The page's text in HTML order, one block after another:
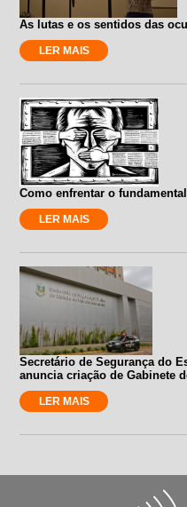
As lutas e os sentidos das
LER MAIS
Como enfrentar o
LER MAIS
Secretário de Segurança do
anuncia criação de Gabinete
LER MAIS